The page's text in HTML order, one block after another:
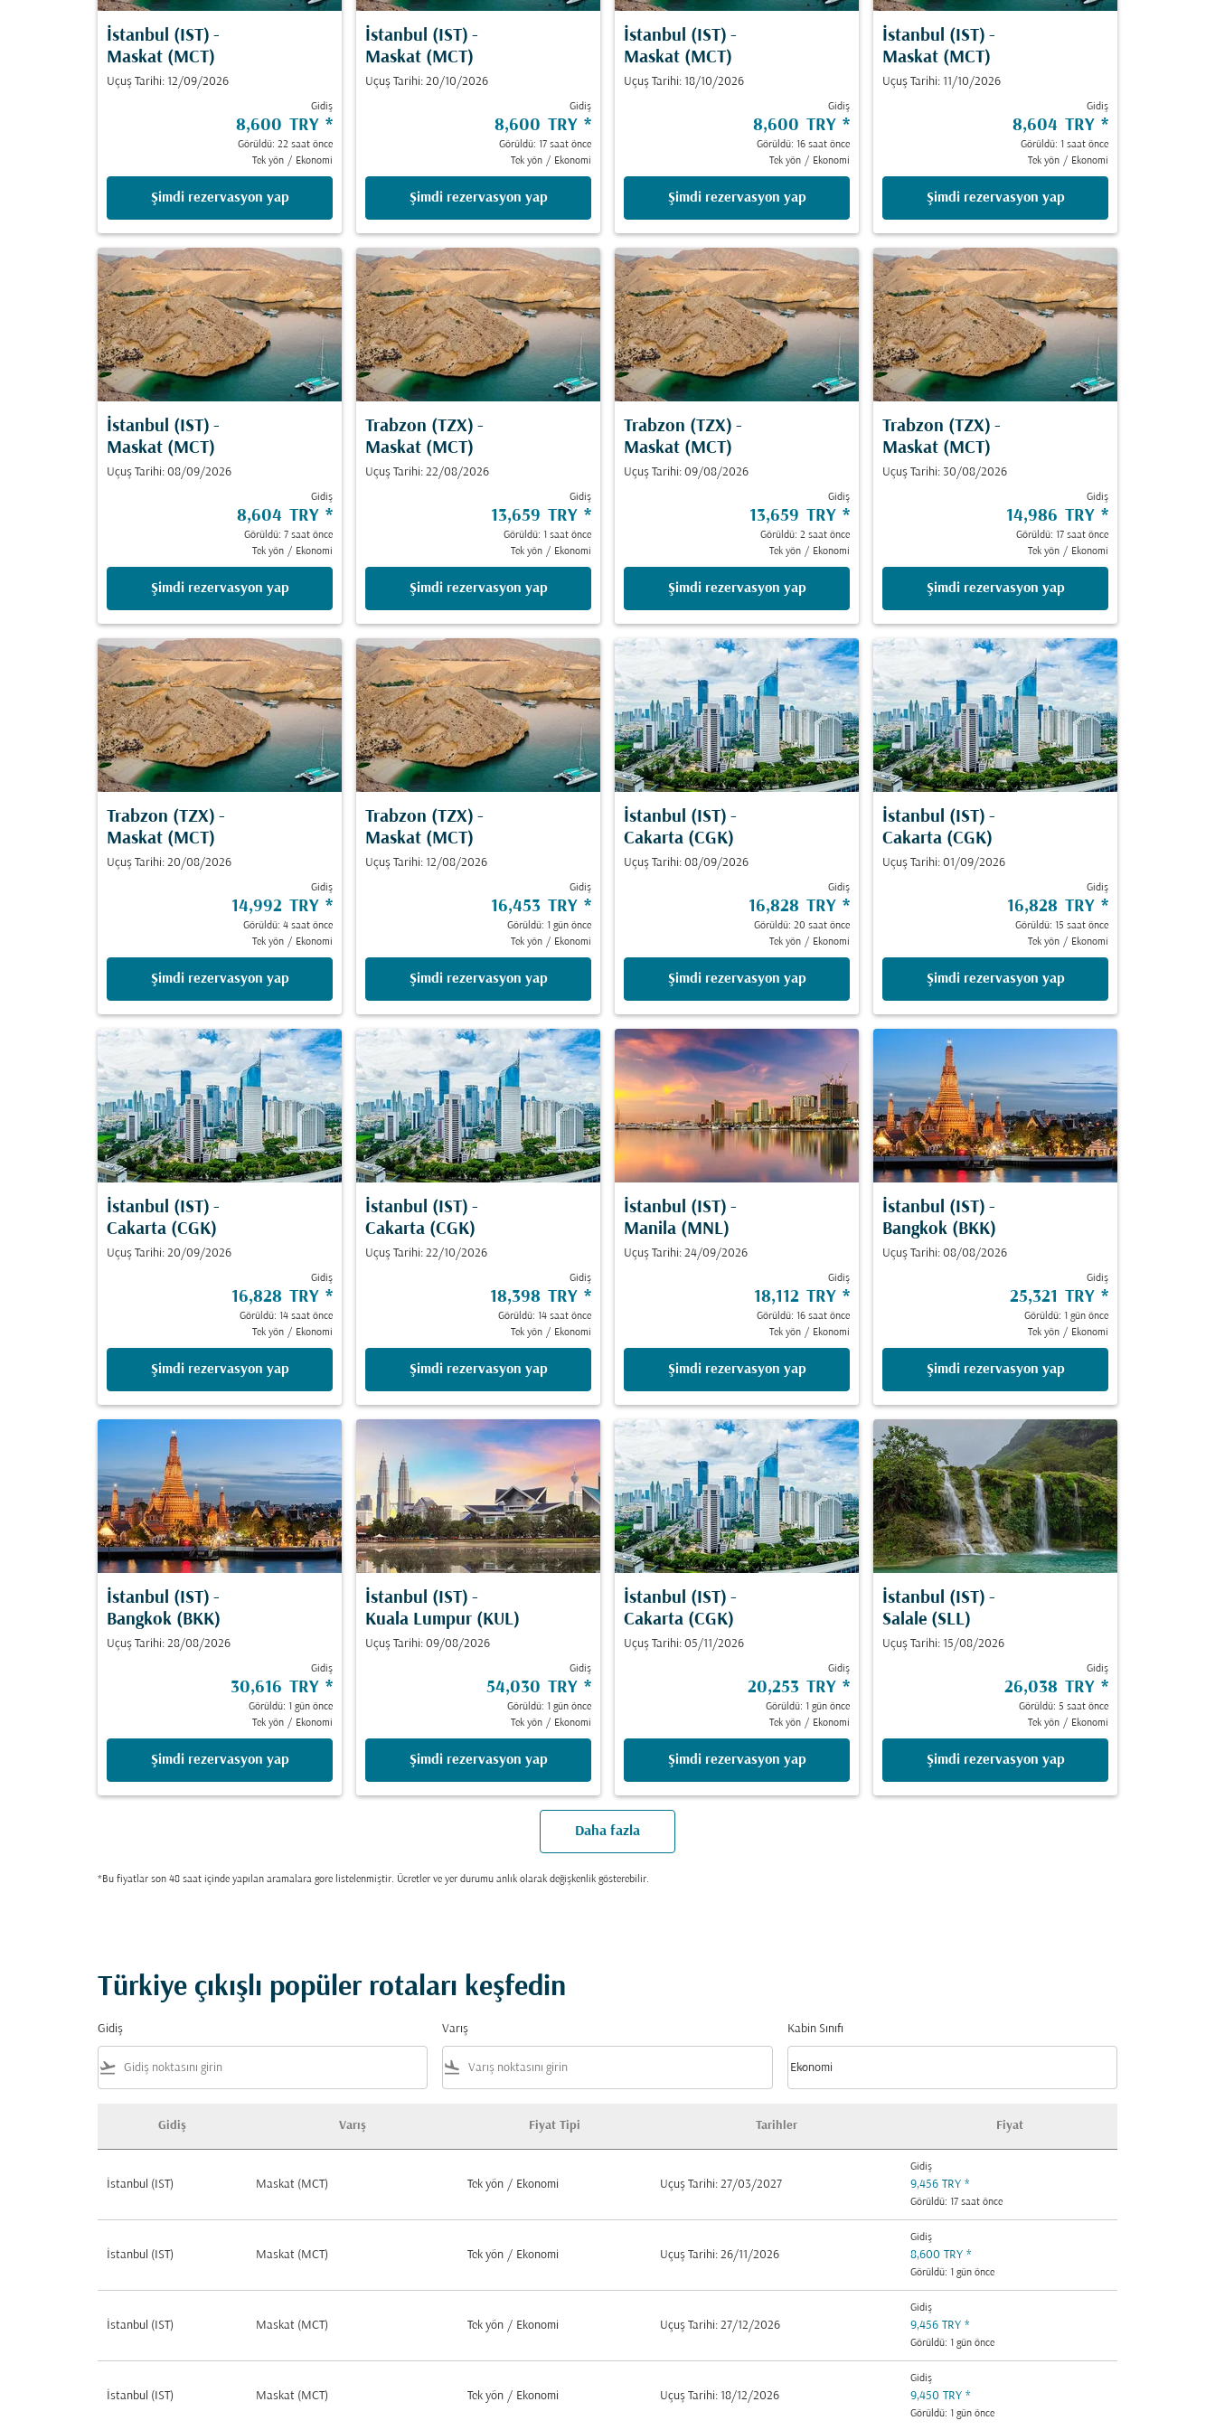
İstanbul (IST) -
Maskat (MCT)
Uçuş Tarihi: 12/09/2026
Gidiş
8,600 TRY *
Görüldü: 22 saat önce
Tek yön / Ekonomi
Şimdi rezervasyon yap
İstanbul (IST) -
Maskat (MCT)
Uçuş Tarihi: 20/10/2026
Gidiş
8,600 TRY *
Görüldü: 17 saat önce
Tek yön / Ekonomi
Şimdi rezervasyon yap
İstanbul (IST) -
Maskat (MCT)
Uçuş Tarihi: 18/10/2026
Gidiş
8,600 TRY *
Görüldü: 16 saat önce
Tek yön / Ekonomi
Şimdi rezervasyon yap
İstanbul (IST) -
Maskat (MCT)
Uçuş Tarihi: 11/10/2026
Gidiş
8,604 TRY *
Görüldü: 1 saat önce
Tek yön / Ekonomi
Şimdi rezervasyon yap
İstanbul (IST) -
Maskat (MCT)
Uçuş Tarihi: 08/09/2026
Gidiş
8,604 TRY *
Görüldü: 7 saat önce
Tek yön / Ekonomi
Şimdi rezervasyon yap
Trabzon (TZX) -
Maskat (MCT)
Uçuş Tarihi: 22/08/2026
Gidiş
13,659 TRY *
Görüldü: 1 saat önce
Tek yön / Ekonomi
Şimdi rezervasyon yap
Trabzon (TZX) -
Maskat (MCT)
Uçuş Tarihi: 09/08/2026
Gidiş
13,659 TRY *
Görüldü: 2 saat önce
Tek yön / Ekonomi
Şimdi rezervasyon yap
Trabzon (TZX) -
Maskat (MCT)
Uçuş Tarihi: 30/08/2026
Gidiş
14,986 TRY *
Görüldü: 17 saat önce
Tek yön / Ekonomi
Şimdi rezervasyon yap
Trabzon (TZX) -
Maskat (MCT)
Uçuş Tarihi: 20/08/2026
Gidiş
14,992 TRY *
Görüldü: 4 saat önce
Tek yön / Ekonomi
Şimdi rezervasyon yap
Trabzon (TZX) -
Maskat (MCT)
Uçuş Tarihi: 12/08/2026
Gidiş
16,453 TRY *
Görüldü: 1 gün önce
Tek yön / Ekonomi
Şimdi rezervasyon yap
İstanbul (IST) -
Cakarta (CGK)
Uçuş Tarihi: 08/09/2026
Gidiş
16,828 TRY *
Görüldü: 20 saat önce
Tek yön / Ekonomi
Şimdi rezervasyon yap
İstanbul (IST) -
Cakarta (CGK)
Uçuş Tarihi: 01/09/2026
Gidiş
16,828 TRY *
Görüldü: 15 saat önce
Tek yön / Ekonomi
Şimdi rezervasyon yap
İstanbul (IST) -
Cakarta (CGK)
Uçuş Tarihi: 20/09/2026
Gidiş
16,828 TRY *
Görüldü: 14 saat önce
Tek yön / Ekonomi
Şimdi rezervasyon yap
İstanbul (IST) -
Cakarta (CGK)
Uçuş Tarihi: 22/10/2026
Gidiş
18,398 TRY *
Görüldü: 14 saat önce
Tek yön / Ekonomi
Şimdi rezervasyon yap
İstanbul (IST) -
Manila (MNL)
Uçuş Tarihi: 24/09/2026
Gidiş
18,112 TRY *
Görüldü: 16 saat önce
Tek yön / Ekonomi
Şimdi rezervasyon yap
İstanbul (IST) -
Bangkok (BKK)
Uçuş Tarihi: 08/08/2026
Gidiş
25,321 TRY *
Görüldü: 1 gün önce
Tek yön / Ekonomi
Şimdi rezervasyon yap
İstanbul (IST) -
Bangkok (BKK)
Uçuş Tarihi: 28/08/2026
Gidiş
30,616 TRY *
Görüldü: 1 gün önce
Tek yön / Ekonomi
Şimdi rezervasyon yap
İstanbul (IST) -
Kuala Lumpur (KUL)
Uçuş Tarihi: 09/08/2026
Gidiş
54,030 TRY *
Görüldü: 1 gün önce
Tek yön / Ekonomi
Şimdi rezervasyon yap
İstanbul (IST) -
Cakarta (CGK)
Uçuş Tarihi: 05/11/2026
Gidiş
20,253 TRY *
Görüldü: 1 gün önce
Tek yön / Ekonomi
Şimdi rezervasyon yap
İstanbul (IST) -
Salale (SLL)
Uçuş Tarihi: 15/08/2026
Gidiş
26,038 TRY *
Görüldü: 5 saat önce
Tek yön / Ekonomi
Şimdi rezervasyon yap
Daha fazla
*Bu fiyatlar son 48 saat içinde yapılan aramalara gore listelenmiştir. Ücretler ve yer durumu anlık olarak değişkenlik gösterebilir.
Türkiye çıkışlı popüler rotaları keşfedin
Gidiş
flight_takeoff
Varış
flight_land
Kabin Sınıfı
Kabin Sınıfı option Ekonomi Selected
Ekonomi
keyboard_arrow_down
Gidiş Varış Fiyat Tipi Tarihler Fiyat
İstanbul (IST) Maskat (MCT) Tek yön / Ekonomi Uçuş Tarihi: 27/03/2027
Gidiş
9,456 TRY *
Görüldü: 17 saat önce
İstanbul (IST) Maskat (MCT) Tek yön / Ekonomi Uçuş Tarihi: 26/11/2026
Gidiş
8,600 TRY *
Görüldü: 1 gün önce
İstanbul (IST) Maskat (MCT) Tek yön / Ekonomi Uçuş Tarihi: 27/12/2026
Gidiş
9,456 TRY *
Görüldü: 1 gün önce
İstanbul (IST) Maskat (MCT) Tek yön / Ekonomi Uçuş Tarihi: 18/12/2026
Gidiş
9,450 TRY *
Görüldü: 1 gün önce